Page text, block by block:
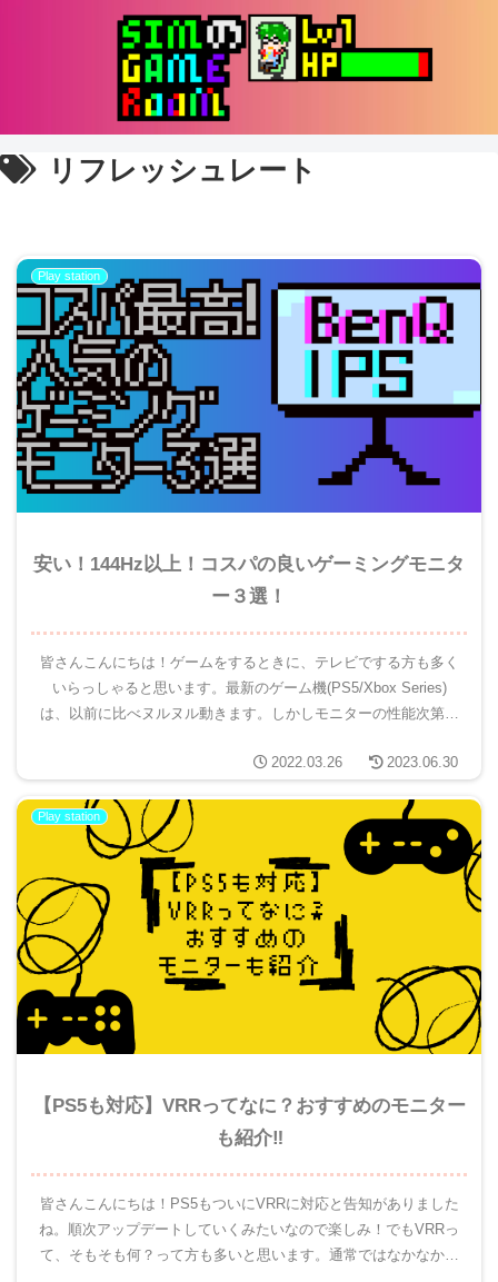
リフレッシュレート
Play station
安い！144Hz以上！コスパの良いゲーミングモニタ
ー３選！
皆さんこんにちは！ゲームをするときに、テレビでする方も多く
いらっしゃると思います。最新のゲーム機(PS5/Xbox Series)
は、以前に比べヌルヌル動きます。しかしモニターの性能次第で
2022.03.26
2023.06.30
Play station
【PS5も対応】VRRってなに？おすすめのモニター
も紹介‼
皆さんこんにちは！PS5もついにVRRに対応と告知がありました
ね。順次アップデートしていくみたいなので楽しみ！でもVRRっ
て、そもそも何？って方も多いと思います。通常ではなかなか聞